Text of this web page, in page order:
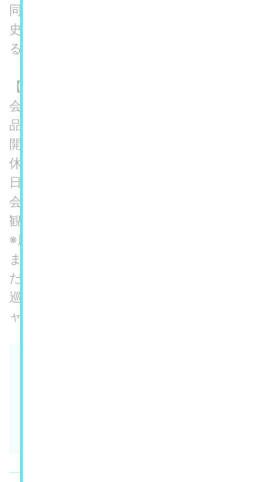
同時に、同書における単純ではない「忠義」
史から、各時代の世相や思想、理想を知り、
る現在を考える機会となることでしょう。
【開催概要】
会期：2026年7月11日（土）～9月6日（日
品の展示替えあり。
開館時間：9：30～17：00（入館は16：30ま
休館日：月曜日（祝日の場合は開館し、翌
日は開館
会場：大阪市立美術館（天王寺公園内）
観覧料：［当日］一般 2,000円／高大生
※展示作品、会期などについては諸事情によ
ます。展示期間、観覧料等最新情報は展覧会
ださい。
巡回：2026年9月19日（土）～11月8日（日
ャラリー